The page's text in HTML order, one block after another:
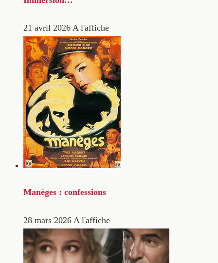
21 avril 2026 A l'affiche
Manèges : confessions
28 mars 2026 A l'affiche